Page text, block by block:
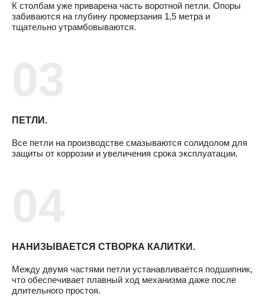
К столбам уже приварена часть воротной петли. Опоры
забиваются на глубину промерзания 1,5 метра и
тщательно утрамбовываются.
ПЕТЛИ.
Все петли на производстве смазываются солидолом для
защиты от коррозии и увеличения срока эксплуатации.
НАНИЗЫВАЕТСЯ СТВОРКА КАЛИТКИ.
Между двумя частями петли устанавливается подшипник,
что обеспечивает плавный ход механизма даже после
длительного простоя.